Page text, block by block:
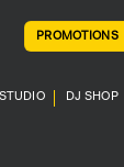
PROMOTIONS
DJ SHOP